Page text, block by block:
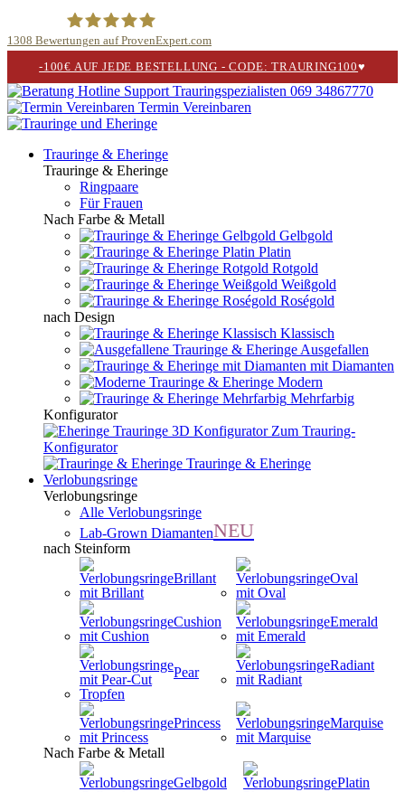
Trauringspezialisten.de
1308 Bewertungen auf ProvenExpert.com
-100€ AUF JEDE BESTELLUNG - CODE: TRAURING100♥
069 34867770
Termin Vereinbaren
Trauringe & Eheringe
Trauringe & Eheringe
Ringpaare
Für Frauen
Nach Farbe & Metall
Gelbgold
Platin
Rotgold
Weißgold
Roségold
nach Design
Klassisch
Ausgefallen
mit Diamanten
Modern
Mehrfarbig
Konfigurator
Zum Trauring-
Konfigurator
Trauringe & Eheringe
Verlobungsringe
Verlobungsringe
Alle Verlobungsringe
Lab-Grown DiamantenNEU
nach Steinform
Brillant
Oval
Cushion Emerald
Pear Radiant
Princess
Marquise
Nach Farbe & Metall
Gelbgold
Platin